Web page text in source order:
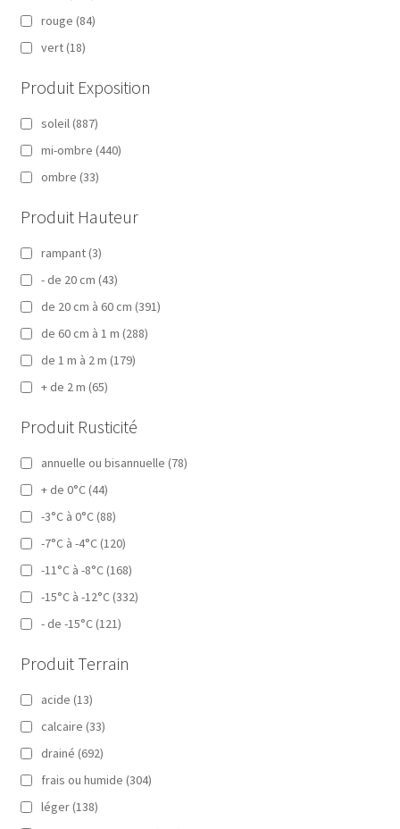
rouge (84)
vert (18)
Produit Exposition
soleil (887)
mi-ombre (440)
ombre (33)
Produit Hauteur
rampant (3)
- de 20 cm (43)
de 20 cm à 60 cm (391)
de 60 cm à 1 m (288)
de 1 m à 2 m (179)
+ de 2 m (65)
Produit Rusticité
annuelle ou bisannuelle (78)
+ de 0°C (44)
-3°C à 0°C (88)
-7°C à -4°C (120)
-11°C à -8°C (168)
-15°C à -12°C (332)
- de -15°C (121)
Produit Terrain
acide (13)
calcaire (33)
drainé (692)
frais ou humide (304)
léger (138)